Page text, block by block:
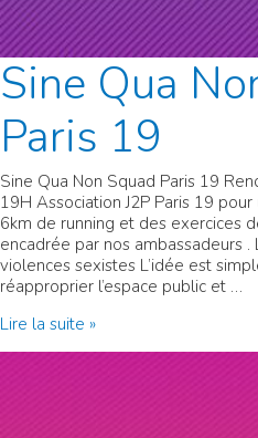
Sine Qua
Paris 19
Sine Qua Non Squad Paris 19
19H Association J2P Paris 19
6km de running et des exercices
encadrée par nos ambassadeurs .
violences sexistes L’idée est
réapproprier l’espace public et …
Sine
Lire la suite »